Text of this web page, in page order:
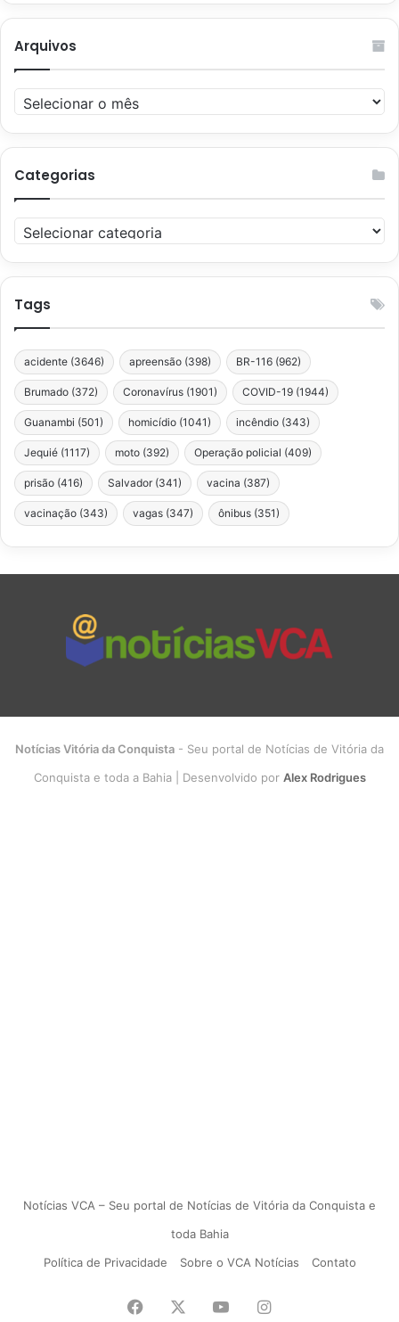
Arquivos
Arquivos
Categorias
Categorias
Tags
acidente (3646) apreensão (398) BR-116 (962)
Brumado (372) Coronavírus (1901) COVID-19 (1944)
Guanambi (501) homicídio (1041) incêndio (343)
Jequié (1117) moto (392) Operação policial (409)
prisão (416) Salvador (341) vacina (387)
vacinação (343) vagas (347) ônibus (351)
Notícias Vitória da Conquista - Seu portal de Notícias de Vitória da
Conquista e toda a Bahia | Desenvolvido por Alex Rodrigues
Notícias VCA – Seu portal de Notícias de Vitória da Conquista e
toda Bahia
Política de Privacidade
Sobre o VCA Notícias Contato
Facebook YouTubeInstagram